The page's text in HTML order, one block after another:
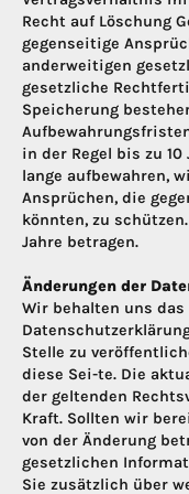
Recht auf Löschung
gegenseitige
anderweitigen
gesetzliche
Speicherung
in der Regel bis zu
lange aufbewahren,
Ansprüchen, die
könnten, zu
Jahre betragen.
Änderungen der
Wir behalten uns das
Stelle zu
diese Sei-te. Die
der geltenden
Kraft. Sollten wir
von der Änderung
gesetzlichen
Sie zusätzlich über